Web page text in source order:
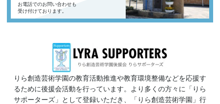
お電話でのお問い合わせも
受け付けております。
りら創造芸術学園の教育活動推進や教育環境整備などを応援す
るために後援会活動を行っています。より多くの方々に「りら
サポーターズ」として登録いただき、「りら創造芸術学園」行